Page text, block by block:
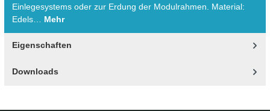
Einlegesystems oder zur Erdung der Modulrahmen. Material:
Edels… Mehr
Eigenschaften
Downloads